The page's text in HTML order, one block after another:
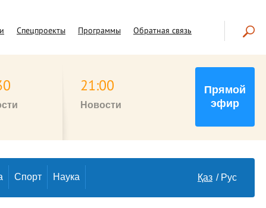
Спецпроекты Программы Обратная связь
21:00
Новости
Прямой
эфир
Спорт Наука Қаз Рус